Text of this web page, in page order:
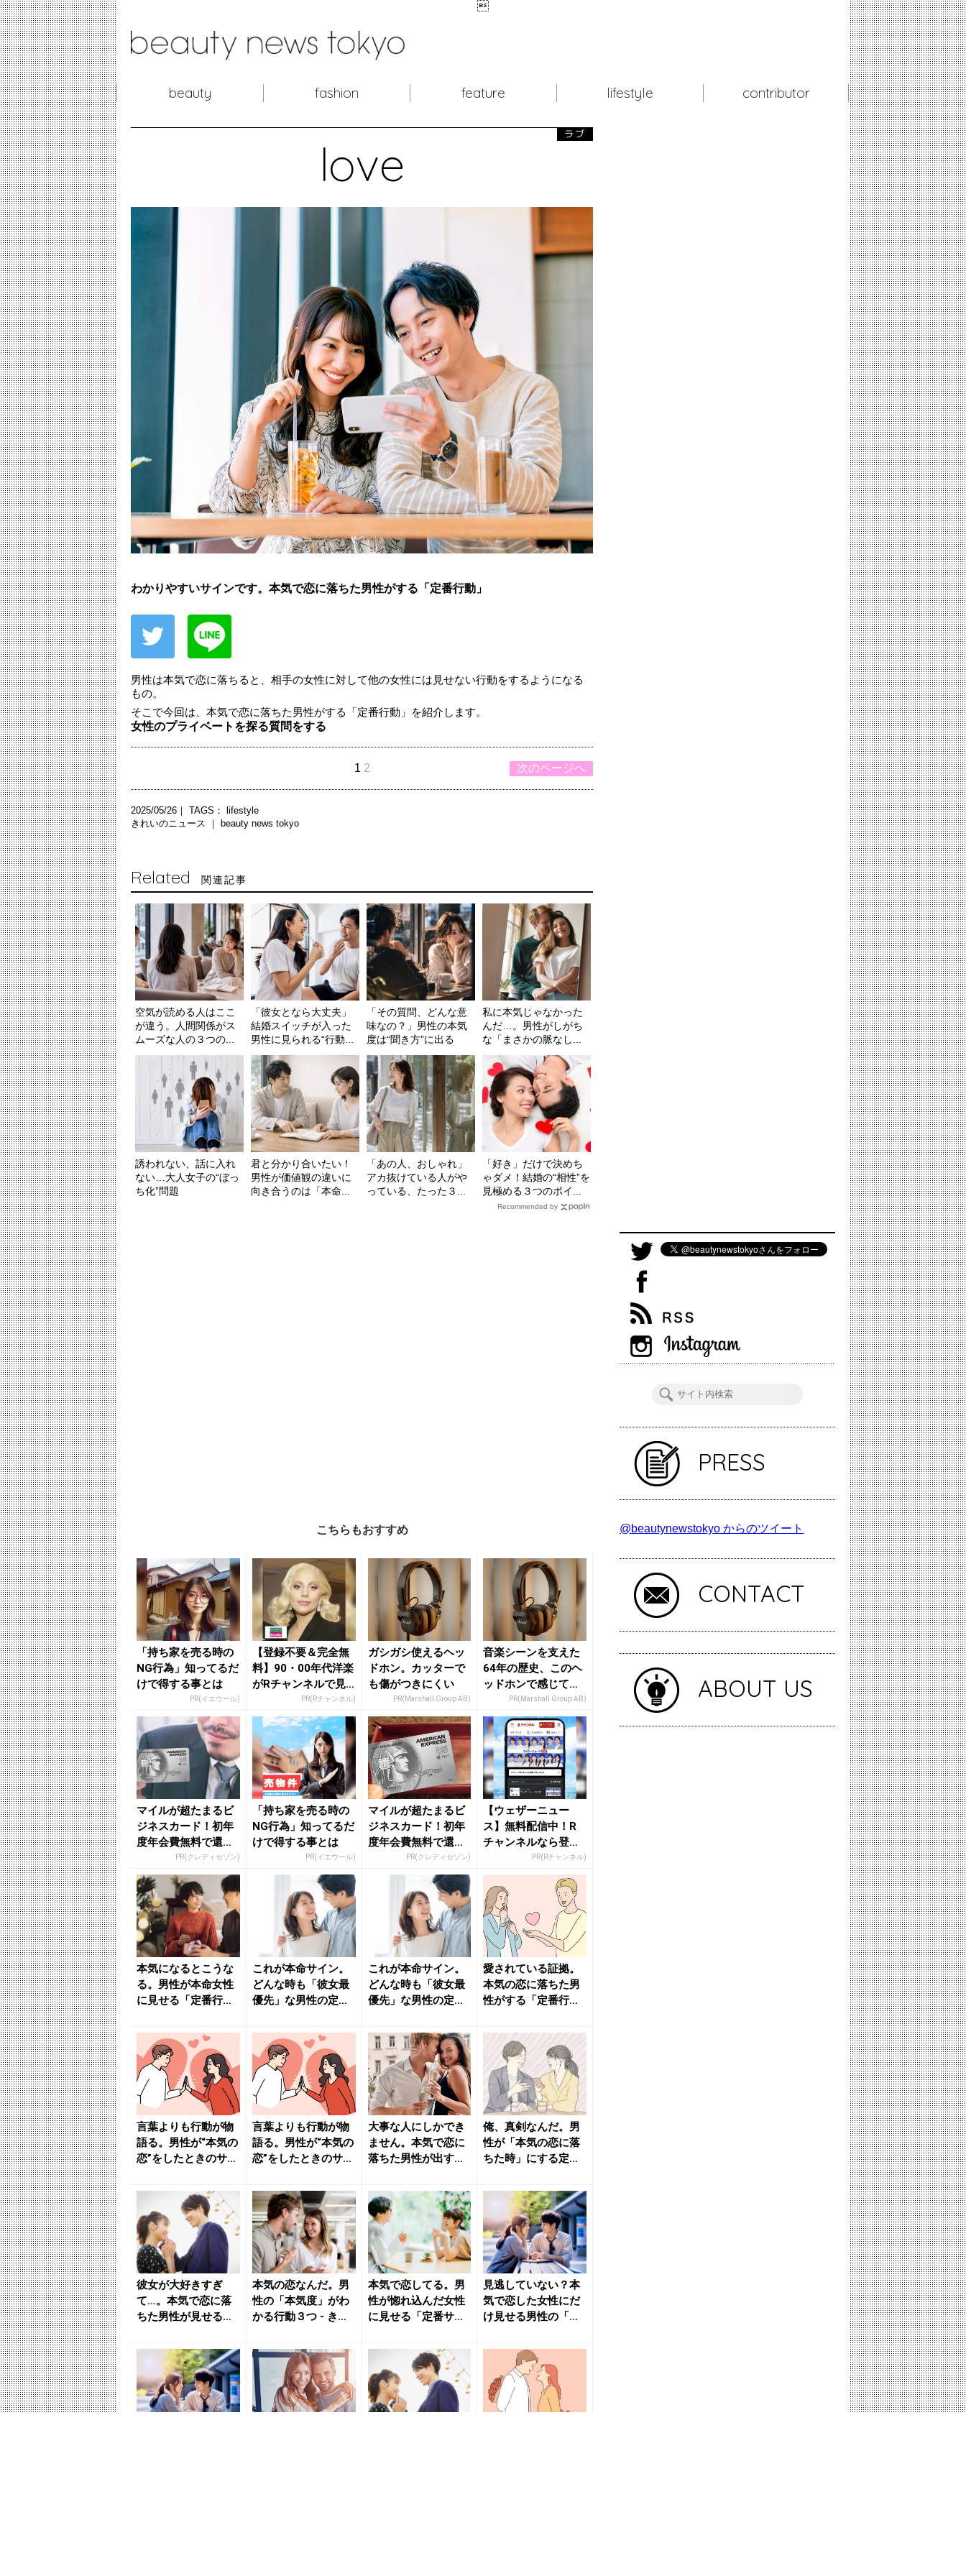

beauty fashion feature lifestyle contributor
love
ラブ
わかりやすいサインです。本気で恋に落ちた男性がする「定番行動」
男性は本気で恋に落ちると、相手の女性に対して他の女性には見せない行動をするようになる
もの。
そこで今回は、本気で恋に落ちた男性がする「定番行動」を紹介します。
女性のプライベートを探る質問をする
次のページへ
1 2
2025/05/26｜ TAGS：
lifestyle
きれいのニュース ｜
beauty news tokyo
Related 関連記事
空気が読める人はここ
が違う。人間関係がス
ムーズな人の３つの...
「彼女となら大丈夫」
結婚スイッチが入った
男性に見られる“行動...
「その質問、どんな意
味なの？」男性の本気
度は“聞き方”に出る
私に本気じゃなかった
んだ…。男性がしがち
な「まさかの脈なし...
誘われない、話に入れ
ない…大人女子の“ぼっ
ち化”問題
君と分かり合いたい！
男性が価値観の違いに
向き合うのは「本命...
「あの人、おしゃれ」
アカ抜けている人がや
っている、たった３...
「好き」だけで決めち
ゃダメ！結婚の“相性”を
見極める３つのポイ...
Recommended by
こちらもおすすめ
「持ち家を売る時の
NG行為」知ってるだ
けで得する事とは
PR(イエウール)
【登録不要＆完全無
料】90・00年代洋楽
がRチャンネルで見
PR(Rチャンネル)
ガシガシ使えるヘッ
ドホン。カッターで
も傷がつきにくい
PR(Marshall Group AB)
音楽シーンを支えた
64年の歴史、このヘ
ッドホンで感じてみ
PR(Marshall Group AB)
マイルが超たまるビ
ジネスカード！初年
度年会費無料で還元
率最大1.125%PR(クレディセゾン)
「持ち家を売る時の
NG行為」知ってるだ
けで得する事とは
PR(イエウール)
マイルが超たまるビ
ジネスカード！初年
度年会費無料で還元
率最大1.125%PR(クレディセゾン)
【ウェザーニュー
ス】無料配信中！R
チャンネルなら登録
PR(Rチャンネル)
本気になるとこうな
る。男性が本命女性
に見せる「定番行
ース｜...
これが本命サイン。
どんな時も「彼女最
優先」な男性の定番
ース...
これが本命サイン。
どんな時も「彼女最
優先」な男性の定番
ース...
愛されている証拠。
本気の恋に落ちた男
性がする「定番行
ース｜...
言葉よりも行動が物
語る。男性が“本気の
恋”をしたときのサイ
ー...
言葉よりも行動が物
語る。男性が“本気の
恋”をしたときのサイ
ー...
大事な人にしかでき
ません。本気で恋に
落ちた男性が出す
２ -...
俺、真剣なんだ。男
性が「本気の恋に落
ちた時」にする定番
ース...
彼女が大好きすぎ
て…。本気で恋に落
ちた男性が見せる
いのニュ...
本気の恋なんだ。男
性の「本気度」がわ
かる行動３つ - きれ
u...
本気で恋してる。男
性が惚れ込んだ女性
に見せる「定番サイ
ース...
見逃していない？本
気で恋した女性にだ
け見せる男性の「本
れい...
PRESS
@beautynewstokyo からのツイート
CONTACT
ABOUT US